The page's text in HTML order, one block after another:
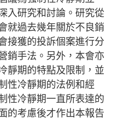
入研究和討論。研究從
就過去幾年關於不良銷
接獲的投訴個案進行分
銷手法。另外，本會亦
靜期的特點及限制，並
性冷靜期的法例和經
性冷靜期一直所表達的
的考慮後才作出本報告